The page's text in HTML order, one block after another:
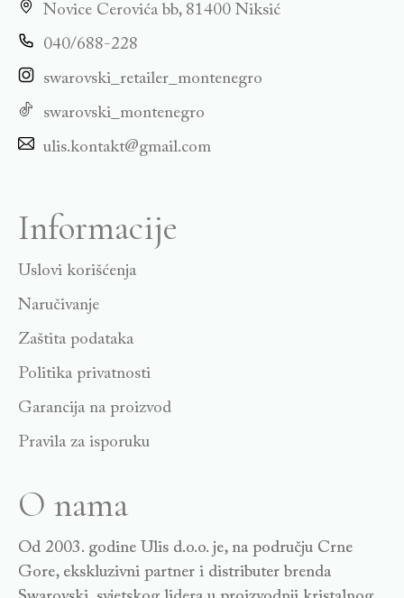
Novice Cerovića bb, 81400 Niksić
040/688-228
swarovski_retailer_montenegro
swarovski_montenegro
ulis.kontakt@gmail.com
Informacije
Uslovi korišćenja
Naručivanje
Zaštita podataka
Politika privatnosti
Garancija na proizvod
Pravila za isporuku
O nama
Od 2003. godine Ulis d.o.o. je, na području Crne
Gore, ekskluzivni partner i distributer brenda